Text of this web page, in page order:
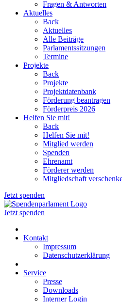
Fragen & Antworten
Aktuelles
Back
Aktuelles
Alle Beiträge
Parlamentssitzungen
Termine
Projekte
Back
Projekte
Projektdatenbank
Förderung beantragen
Förderpreis 2026
Helfen Sie mit!
Back
Helfen Sie mit!
Mitglied werden
Spenden
Ehrenamt
Förderer werden
Mitgliedschaft
Jetzt spenden
Jetzt spenden
Kontakt
Impressum
Datenschutzerklärung
Service
Presse
Downloads
Interner Login